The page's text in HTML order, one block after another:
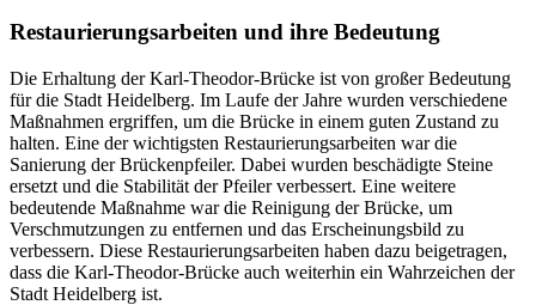
Restaurierungsarbeiten und ihre Bedeutung
Die Erhaltung der Karl-Theodor-Brücke ist von großer Bedeutung
für die Stadt Heidelberg. Im Laufe der Jahre wurden verschiedene
Maßnahmen ergriffen, um die Brücke in einem guten Zustand zu
halten. Eine der wichtigsten Restaurierungsarbeiten war die
Sanierung der Brückenpfeiler. Dabei wurden beschädigte Steine
ersetzt und die Stabilität der Pfeiler verbessert. Eine weitere
bedeutende Maßnahme war die Reinigung der Brücke, um
Verschmutzungen zu entfernen und das Erscheinungsbild zu
verbessern. Diese Restaurierungsarbeiten haben dazu beigetragen,
dass die Karl-Theodor-Brücke auch weiterhin ein Wahrzeichen der
Stadt Heidelberg ist.